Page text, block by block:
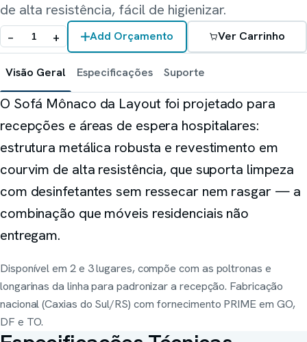
Locação EaaS
Explorar
Prime Intelligence
Biotecno
Refrigeração científica
Layout
Poltronas hospitalares
Mamute
Lavanderia industrial
Obradec
Pisos hospitalares
VLAB / Vasculartech
Diagnóstico vascular
Ziehm Imaging
Sobre Nós
Atas de Registro de Preços
Compartilhar este site
de alta resistência, fácil de higienizar.
− + Add Orçamento Ver Carrinho
Visão Geral Especificações Suporte
O Sofá Mônaco da Layout foi projetado para
recepções e áreas de espera hospitalares:
estrutura metálica robusta e revestimento em
courvim de alta resistência, que suporta limpeza
com desinfetantes sem ressecar nem rasgar — a
combinação que móveis residenciais não
entregam.
Disponível em 2 e 3 lugares, compõe com as poltronas e
longarinas da linha para padronizar a recepção. Fabricação
nacional (Caxias do Sul/RS) com fornecimento PRIME em GO,
DF e TO.